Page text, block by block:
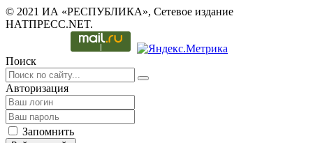
© 2021 ИА «РЕСПУБЛИКА», Сетевое издание
НАТПРЕСС.NET.
Поиск
Авторизация
Запомнить